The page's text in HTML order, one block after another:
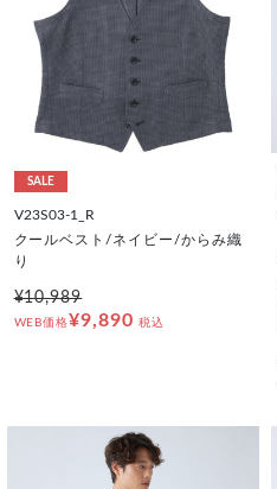
SALE
V23S03-1_R
クールベスト/ネイビー/からみ織
り
¥10,989
WEB価格¥9,890 税込